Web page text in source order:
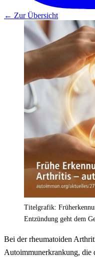
← Zur Übersicht
Titelgrafik:
Entzündung geht dem
Bei der rheumatoiden
Autoimmunerkrankung, die